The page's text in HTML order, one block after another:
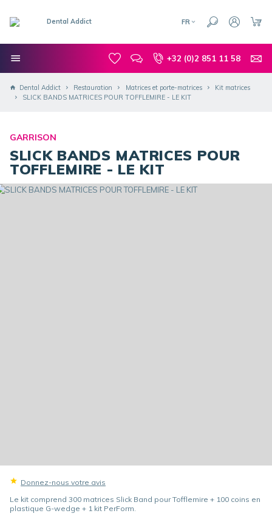
FR
+32 (0)2 851 11 58
Dental Addict Restauration Matrices et porte-matrices
Kit matrices
SLICK BANDS MATRICES POUR TOFFLEMIRE - LE KIT
GARRISON
SLICK BANDS MATRICES POUR
TOFFLEMIRE - LE KIT
Donnez-nous votre avis
Le kit comprend 300 matrices Slick Band pour Tofflemire + 100 coins en
plastique G-wedge + 1 kit PerForm.